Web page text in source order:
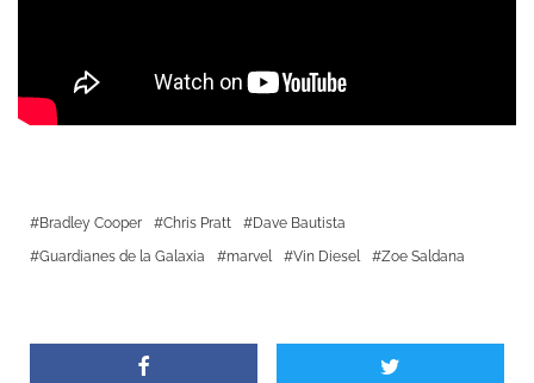
Bradley Cooper Chris Pratt
Dave Bautista
Guardianes de la Galaxia
marvel Vin Diesel Zoe Saldana